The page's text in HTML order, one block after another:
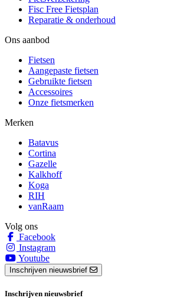
Fisc Free Fietsplan
Reparatie & onderhoud
Ons aanbod
Fietsen
Aangepaste fietsen
Gebruikte fietsen
Accessoires
Onze fietsmerken
Merken
Batavus
Cortina
Gazelle
Kalkhoff
Koga
RIH
vanRaam
Volg ons
Facebook
Instagram
Youtube
Inschrijven nieuwsbrief
Inschrijven nieuwsbrief